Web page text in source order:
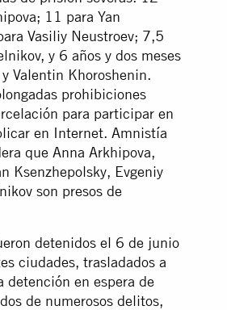
11 para Yan
Vasiliy Neustroev; 7,5
y 6 años y dos meses
Valentin Khoroshenin.
prohibiciones
para participar en
en Internet. Amnistía
que Anna Arkhipova,
Ksenzhepolsky, Evgeniy
son presos de
detenidos el 6 de junio
ciudades, trasladados a
detención en espera de
de numerosos delitos,